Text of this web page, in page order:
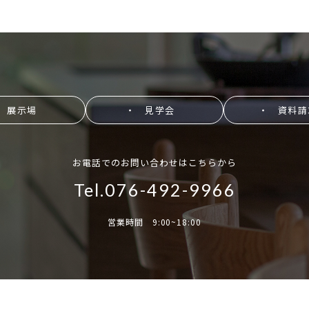
示場 ・ 見学会 ・ 資料請
お電話でのお問い合わせはこちらから
Tel.076-492-9966
営業時間 9:00~18:00